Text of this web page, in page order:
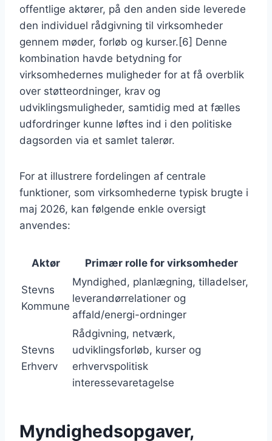
offentlige aktører, på den anden side leverede
den individuel rådgivning til virksomheder
gennem møder, forløb og kurser.[6] Denne
kombination havde betydning for
virksomhedernes muligheder for at få overblik
over støtteordninger, krav og
udviklingsmuligheder, samtidig med at fælles
udfordringer kunne løftes ind i den politiske
dagsorden via et samlet talerør.
For at illustrere fordelingen af centrale
funktioner, som virksomhederne typisk brugte i
maj 2026, kan følgende enkle oversigt
anvendes:
Aktør Primær rolle for virksomheder
Stevns
Kommune
Myndighed, planlægning, tilladelser,
leverandørrelationer og
affald/energi-ordninger
Stevns
Erhverv
Rådgivning, netværk,
udviklingsforløb, kurser og
erhvervspolitisk
interessevaretagelse
Myndighedsopgaver,